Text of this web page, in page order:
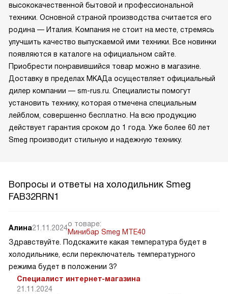
высококачественной бытовой и профессиональной
техники. Основной страной производства считается его
родина — Италия. Компания не стоит на месте, стремясь
улучшить качество выпускаемой ими техники. Все новинки
появляются в каталоге на официальном сайте.
Приобрести понравившийся товар можно в магазине.
Доставку в пределах МКАДа осуществляет официальный
дилер компании — sm-rus.ru. Специалисты помогут
установить технику, которая отмечена специальным
лейблом, совершенно бесплатно. На всю продукцию
действует гарантия сроком до 1 года. Уже более 60 лет
Smeg производит стильную и надежную технику.
Вопросы и ответы на холодильник Smeg
FAB32RRN1
Алина21.11.2024о товаре:
Минибар Smeg MTE40
Здравствуйте. Подскажите какая температура будет в
холодильнике, если переключатель температурного
режима будет в положении 3?
Специалист интернет-магазина
21.11.2024